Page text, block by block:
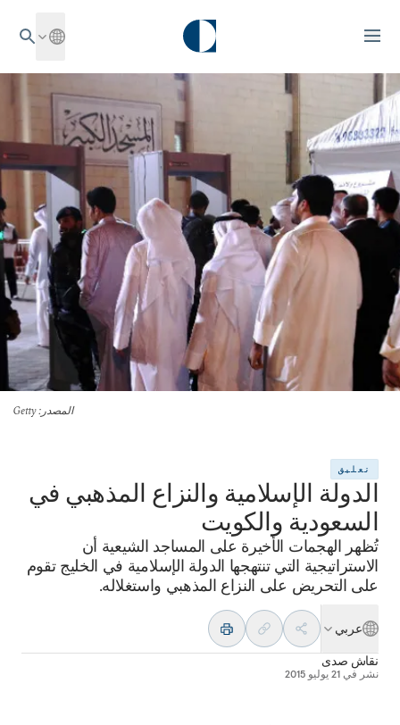
المصدر : Getty
تعليق
الدولة الإسلامية والنزاع المذهبي في
السعودية والكويت
تُظهر الهجمات الأخيرة على المساجد الشيعية أن
الاستراتيجية التي تنتهجها الدولة الإسلامية في الخليج تقوم
على التحريض على النزاع المذهبي واستغلاله.
عربي
نقاش صدى
نشر في 21 يوليو 2015